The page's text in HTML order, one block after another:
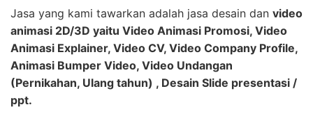
Jasa yang kami tawarkan adalah jasa desain dan video
animasi 2D/3D yaitu Video Animasi Promosi, Video
Animasi Explainer, Video CV, Video Company Profile,
Animasi Bumper Video, Video Undangan
(Pernikahan, Ulang tahun) , Desain Slide presentasi /
ppt.